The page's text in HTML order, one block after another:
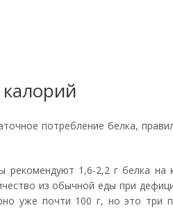
потребление белка,
1,6-2,2 г белка
из обычной еды при
уже почти 100 г, но это три